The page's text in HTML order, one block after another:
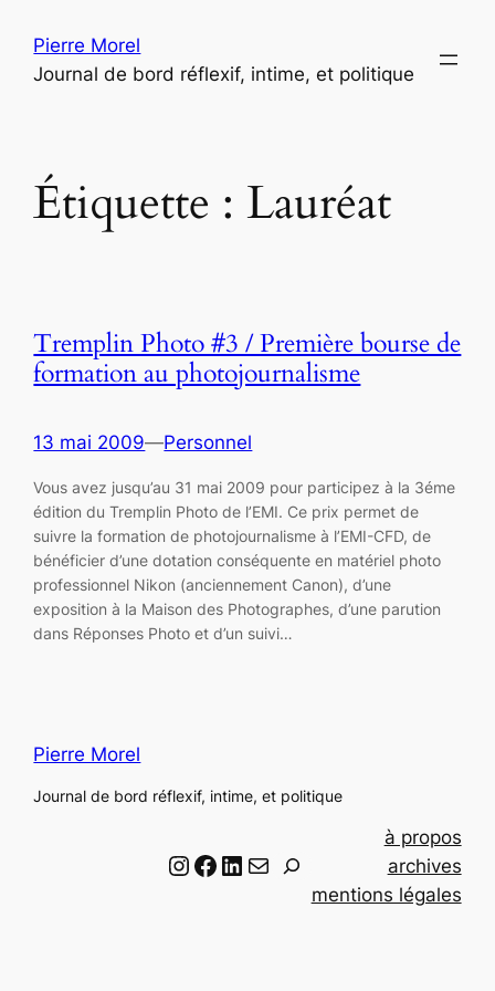
contenu
Pierre Morel
Journal de bord réflexif, intime, et politique
Étiquette :Lauréat
Tremplin Photo #3 / Première bourse de
formation au photojournalisme
13 mai 2009—Personnel
Vous avez jusqu’au 31 mai 2009 pour participez à la 3éme
édition du Tremplin Photo de l’EMI. Ce prix permet de
suivre la formation de photojournalisme à l’EMI-CFD, de
bénéficier d’une dotation conséquente en matériel photo
professionnel Nikon (anciennement Canon), d’une
exposition à la Maison des Photographes, d’une parution
dans Réponses Photo et d’un suivi…
Pierre Morel
Journal de bord réflexif, intime, et politique
Instagram Facebook LinkedIn Email
à propos
archives
mentions légales